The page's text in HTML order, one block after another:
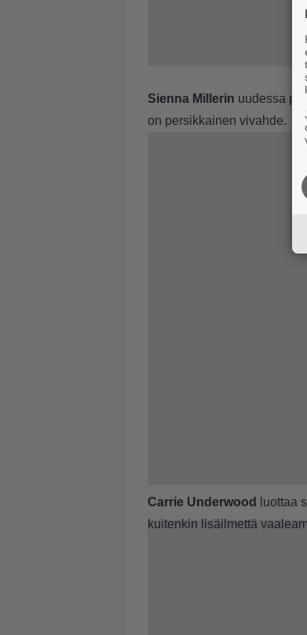
Sienna Millerin uudessa
on persikkainen vivahde.
Carrie Underwood
luottaa
kuitenkin lisäilmettä